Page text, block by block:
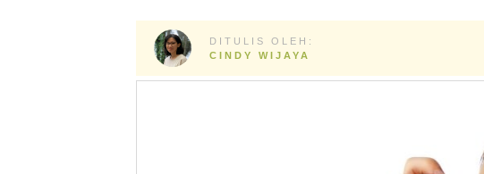
DITULIS OLEH:
CINDY WIJAYA